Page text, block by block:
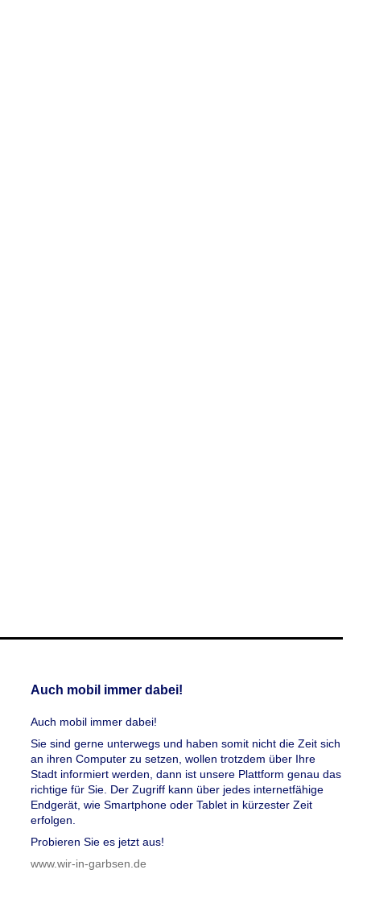
Auch mobil immer dabei!
Auch mobil immer dabei!
Sie sind gerne unterwegs und haben somit nicht die Zeit sich
an ihren Computer zu setzen, wollen trotzdem über Ihre
Stadt informiert werden, dann ist unsere Plattform genau das
richtige für Sie. Der Zugriff kann über jedes internetfähige
Endgerät, wie Smartphone oder Tablet in kürzester Zeit
erfolgen.
Probieren Sie es jetzt aus!
www.wir-in-garbsen.de